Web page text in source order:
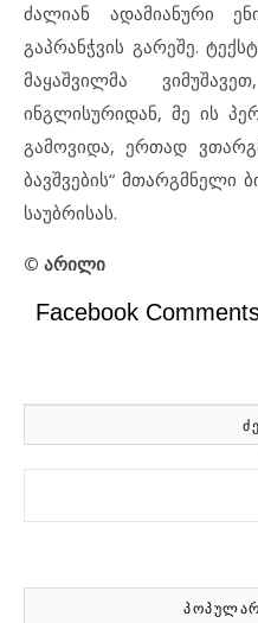
ძალიან ადამიანური
გაპრანჭვის გარეშე.
მაყაშვილმა
ინგლისურიდან, მე ის
გამოვიდა, ერთად
ბავშვების“ მთარგმნელი
საუბრისას.
© არილი
Facebook